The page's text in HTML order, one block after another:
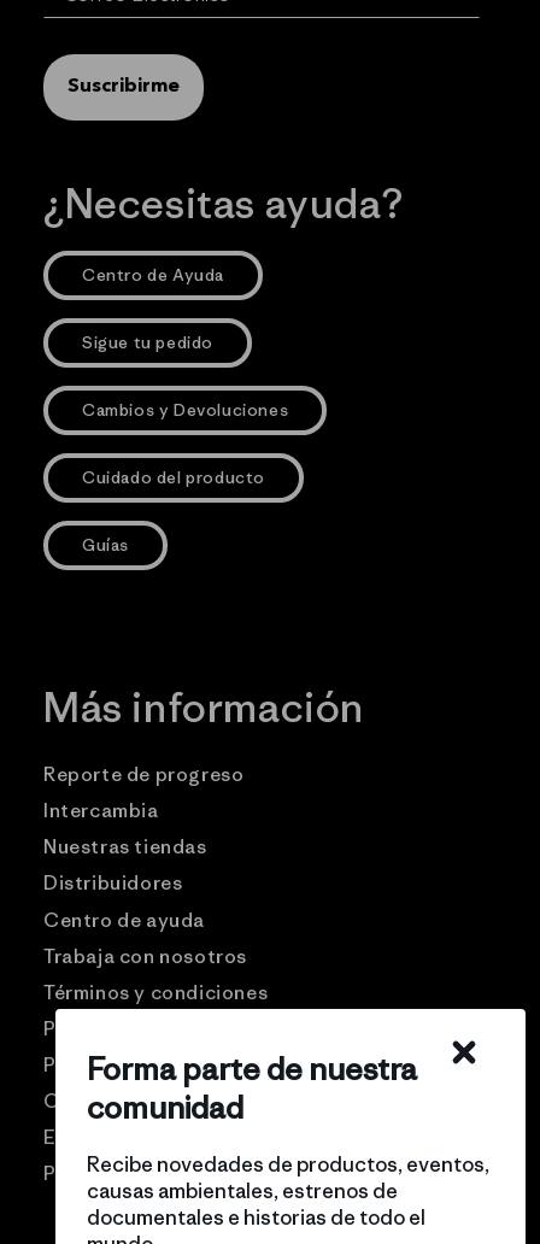
Suscribirme
¿Necesitas ayuda?
Centro de Ayuda
Sigue tu pedido
Cambios y Devoluciones
Cuidado del producto
Guías
Más información
Reporte de progreso
Intercambia
Nuestras tiendas
Distribuidores
Centro de ayuda
Trabaja con nosotros
Términos y condiciones
Patagonia USA
Preguntas frecuentes
Comunidad Pro
Eventos
Politicas de privacidad
Forma parte de nuestra
comunidad
Recibe novedades de productos, eventos,
causas ambientales, estrenos de
documentales e historias de todo el